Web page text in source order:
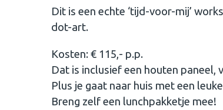
Dit is een echte ‘tijd-voor-mij’
dot-art.
​Kosten: € 115,- p.p.
Dat is inclusief een houten
Plus je gaat naar huis met een
Breng zelf een lunchpakketje mee!